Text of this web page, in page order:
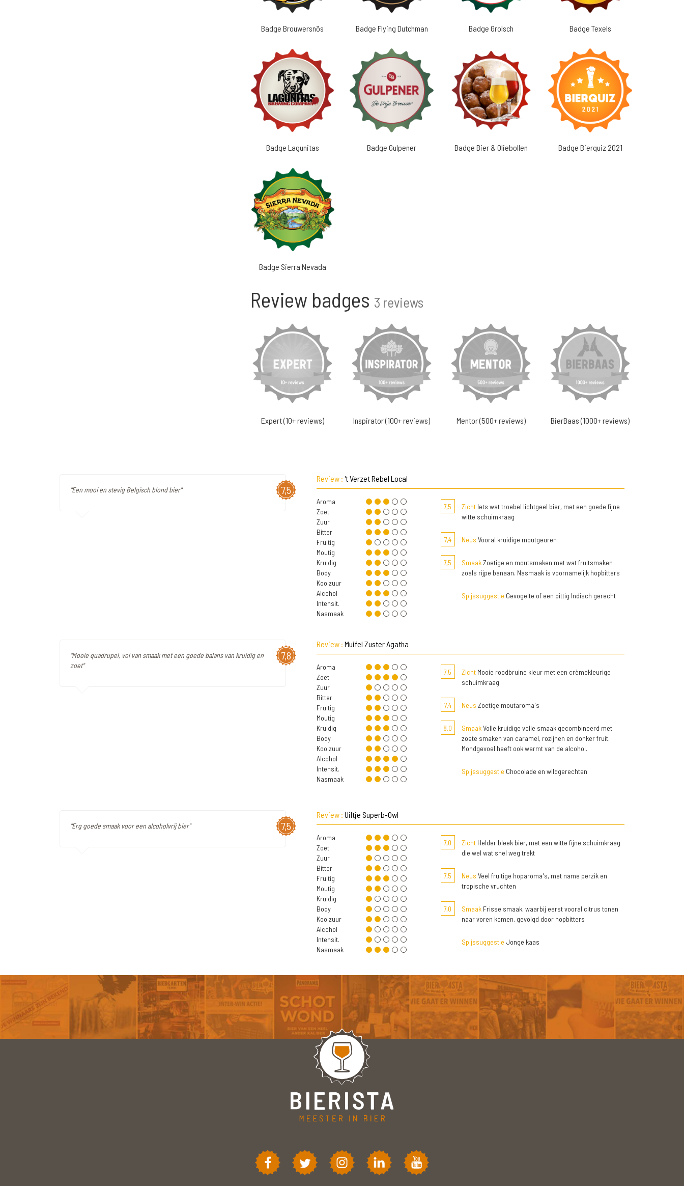
Badge Brouwersnös Badge Flying Dutchman Badge Grolsch Badge Texels
Badge Lagunitas Badge Gulpener Badge Bier & Oliebollen Badge Bierquiz 2021
Badge Sierra Nevada
Review badges 3 reviews
Expert (10+ reviews) Inspirator (100+ reviews) Mentor (500+ reviews) BierBaas (1000+ reviews)
7,5
"Een mooi en stevig Belgisch blond bier"
Review : 't Verzet Rebel Local
Aroma
Zoet
Zuur
Bitter
Fruitig
Moutig
Kruidig
Body
Koolzuur
Alcohol
Intensit.
Nasmaak
7,5 ZichtIets wat troebel lichtgeel bier, met een goede fijne
witte schuimkraag
7,4 Neus Vooral kruidige moutgeuren
7,5 SmaakZoetige en moutsmaken met wat fruitsmaken
zoals rijpe banaan. Nasmaak is voornamelijk hopbitters
Spijssuggestie Gevogelte of een pittig Indisch gerecht
7,8
"Mooie quadrupel, vol van smaak met een goede balans van kruidig en
zoet"
Review : Muifel Zuster Agatha
Aroma
Zoet
Zuur
Bitter
Fruitig
Moutig
Kruidig
Body
Koolzuur
Alcohol
Intensit.
Nasmaak
7,5 ZichtMooie roodbruine kleur met een crèmekleurige
schuimkraag
7,4 Neus Zoetige moutaroma's
8,0 SmaakVolle kruidige volle smaak gecombineerd met
zoete smaken van caramel, rozijnen en donker fruit.
Mondgevoel heeft ook warmt van de alcohol.
Spijssuggestie Chocolade en wildgerechten
7,5
"Erg goede smaak voor een alcoholvrij bier"
Review : Uiltje Superb-Owl
Aroma
Zoet
Zuur
Bitter
Fruitig
Moutig
Kruidig
Body
Koolzuur
Alcohol
Intensit.
Nasmaak
7,0 ZichtHelder bleek bier, met een witte fijne schuimkraag
die wel wat snel weg trekt
7,5 Neus Veel fruitige hoparoma's, met name perzik en
tropische vruchten
7,0 SmaakFrisse smaak, waarbij eerst vooral citrus tonen
naar voren komen, gevolgd door hopbitters
Spijssuggestie Jonge kaas